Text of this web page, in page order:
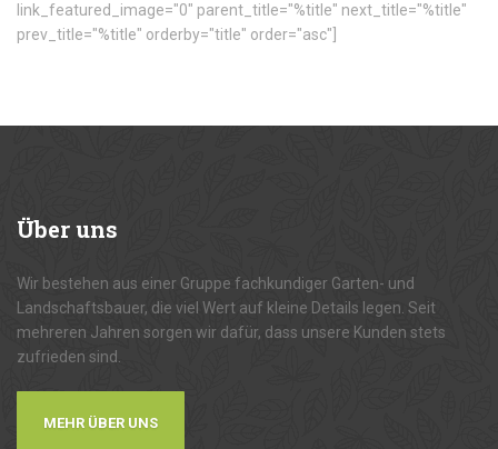
link_featured_image="0" parent_title="%title" next_title="%title"
prev_title="%title" orderby="title" order="asc"]
Überuns
Wir bestehen aus einer Gruppe fachkundiger Garten- und
Landschaftsbauer, die viel Wert auf kleine Details legen. Seit
mehreren Jahren sorgen wir dafür, dass unsere Kunden stets
zufrieden sind.
MEHR ÜBER UNS